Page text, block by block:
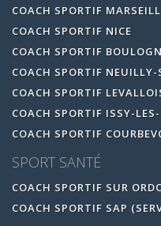
COACH SPORTIF
COACH SPORTIF NICE
COACH SPORTIF
COACH SPORTIF NEUILLY-
COACH SPORTIF
COACH SPORTIF ISSY-
COACH SPORTIF
SPORT SANTÉ
COACH SPORTIF SUR
COACH SPORTIF SAP